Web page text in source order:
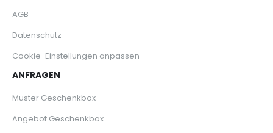
AGB
Datenschutz
Cookie-Einstellungen anpassen
ANFRAGEN
Muster Geschenkbox
Angebot Geschenkbox